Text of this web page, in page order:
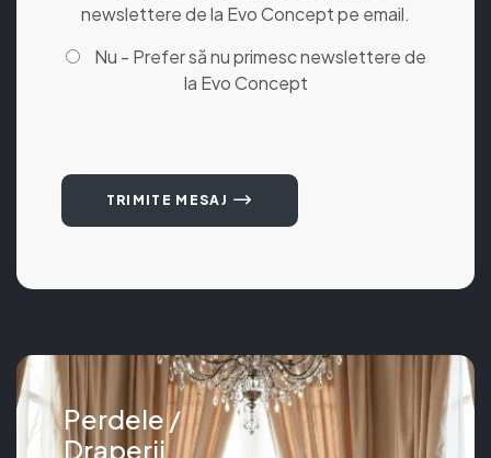
newslettere de la Evo Concept pe email.
Nu - Prefer să nu primesc newslettere de
la Evo Concept
TRIMITE MESAJ
Perdele /
Draperii